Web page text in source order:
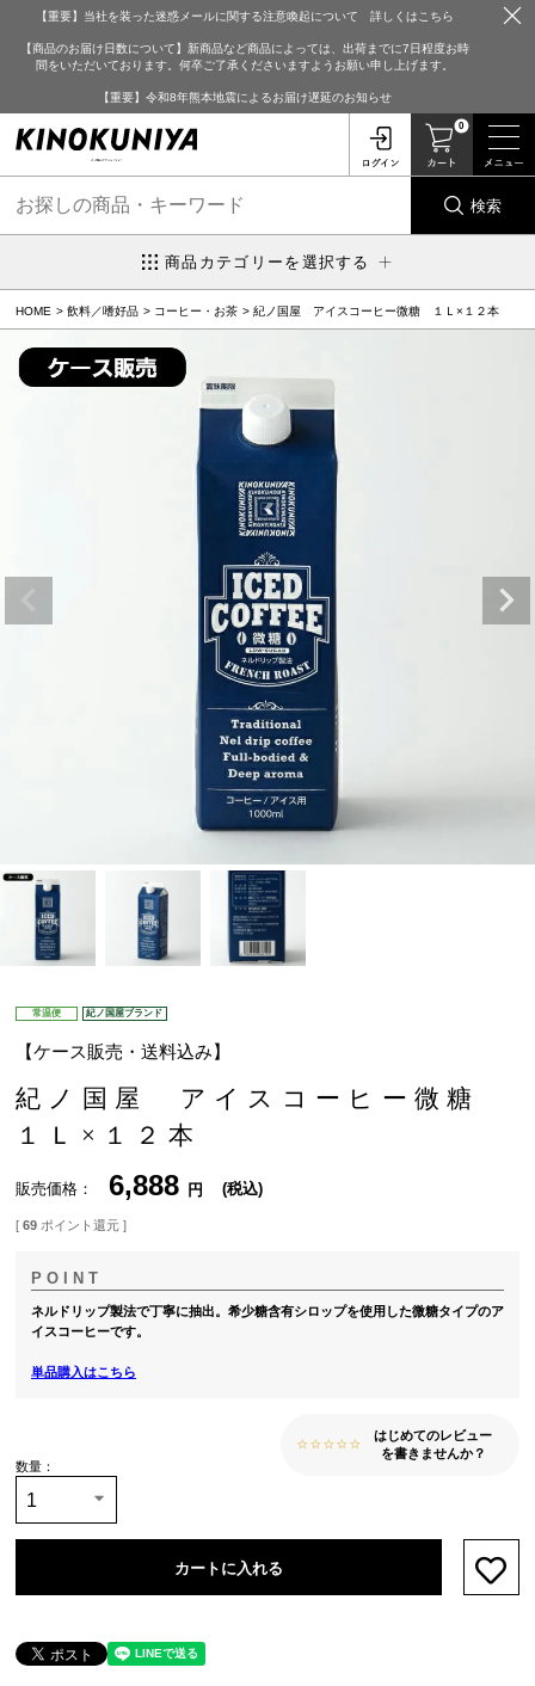
【重要】当社を装った迷惑メールに関する注意喚起について 詳しくはこちら
【商品のお届け日数について】新商品など商品によっては、出荷までに7日程度お時
間をいただいております。何卒ご了承くださいますようお願い申し上げます。
【重要】令和8年熊本地震によるお届け遅延のお知らせ
0
検索
商品カテゴリーを選択する
HOME 飲料／嗜好品 コーヒー・お茶 紀ノ国屋 アイスコーヒー微糖 １Ｌ×１２本
常温便 紀ノ国屋ブランド
【ケース販売・送料込み】
紀ノ国屋 アイスコーヒー微糖
１Ｌ×１２本
販売価格 6,888 税込
[ 69 ポイント還元 ]
ネルドリップ製法で丁寧に抽出。希少糖含有シロップを使用した微糖タイプのア
イスコーヒーです。
単品購入はこちら
はじめてのレビュー
を書きませんか？
カートに入れる